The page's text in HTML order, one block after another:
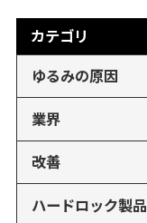
カテゴリ
ゆるみの原因
業界
改善
ハードロック製品